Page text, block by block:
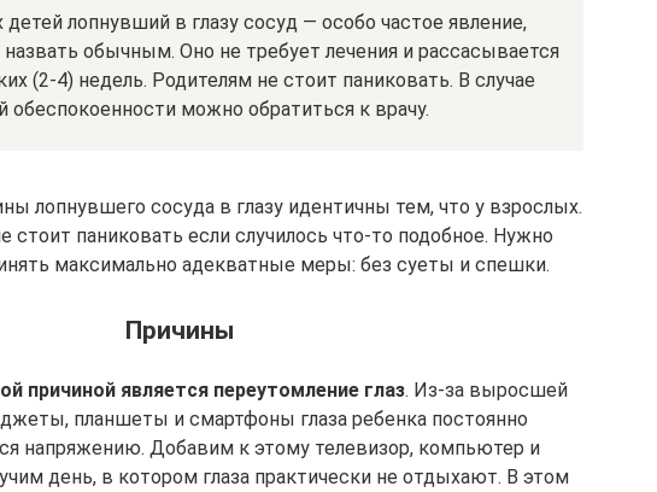
лопнувший в глазу сосуд — особо частое явление,
обычным. Оно не требует лечения и рассасывается
(2-4) недель. Родителям не стоит паниковать. В случае
обеспокоенности можно обратиться к врачу.
лопнувшего сосуда в глазу идентичны тем, что у взрослых.
стоит паниковать если случилось что-то подобное. Нужно
максимально адекватные меры: без суеты и спешки.
Причины
причиной является переутомление глаз. Из-за выросшей
планшеты и смартфоны глаза ребенка постоянно
напряжению. Добавим к этому телевизор, компьютер и
день, в котором глаза практически не отдыхают. В этом